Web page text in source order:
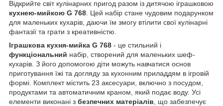
Відкрийте світ кулінарних пригод разом із дитячою іграшковою
кухнею-мийкою G 768 . Цей набір стане чудовим подарунком
для маленьких кухарів, даючи їм змогу втілити свої кулінарні
фантазії та грати з креативністю.
Іграшкова кухня-мийка G 768 - це стильний і
функціональний набір, створений для маленьких шеф-
кухарів. З його допомогою діти можуть навчатися основ
приготування їжі та догляду за кухонним приладдям в ігровій
формі. Комплект містить 23 аксесуари, включно з посудом,
продуктами та автоматичним краном, який подає воду. Усі
елементи виконані з безпечних матеріалів , що забезпечує